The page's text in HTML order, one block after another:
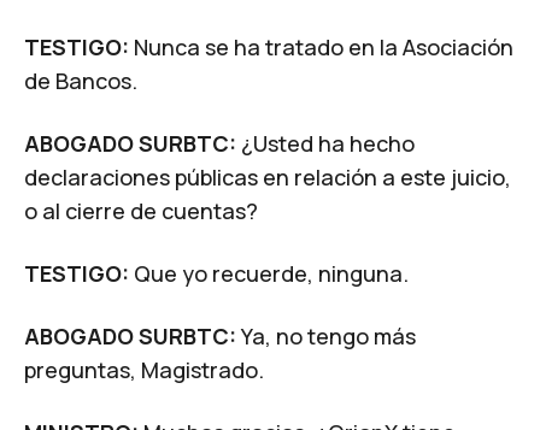
TESTIGO: Nunca se ha tratado en la Asociación
de Bancos.
ABOGADO SURBTC: ¿Usted ha hecho
declaraciones públicas en relación a este juicio,
o al cierre de cuentas?
TESTIGO: Que yo recuerde, ninguna.
ABOGADO SURBTC:Ya, no tengo más
preguntas, Magistrado.